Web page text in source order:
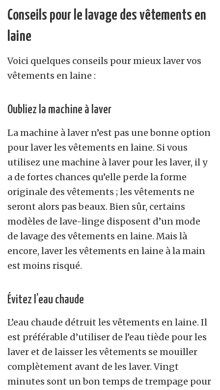
Conseils pour le lavage des vêtements en
laine
Voici quelques conseils pour mieux laver vos
vêtements en laine :
Oubliez la machine à laver
La machine à laver n’est pas une bonne option
pour laver les vêtements en laine. Si vous
utilisez une machine à laver pour les laver, il y
a de fortes chances qu’elle perde la forme
originale des vêtements ; les vêtements ne
seront alors pas beaux. Bien sûr, certains
modèles de lave-linge disposent d’un mode
de lavage des vêtements en laine. Mais là
encore, laver les vêtements en laine à la main
est moins risqué.
Évitez l’eau chaude
L’eau chaude détruit les vêtements en laine. Il
est préférable d’utiliser de l’eau tiède pour les
laver et de laisser les vêtements se mouiller
complètement avant de les laver. Vingt
minutes sont un bon temps de trempage pour